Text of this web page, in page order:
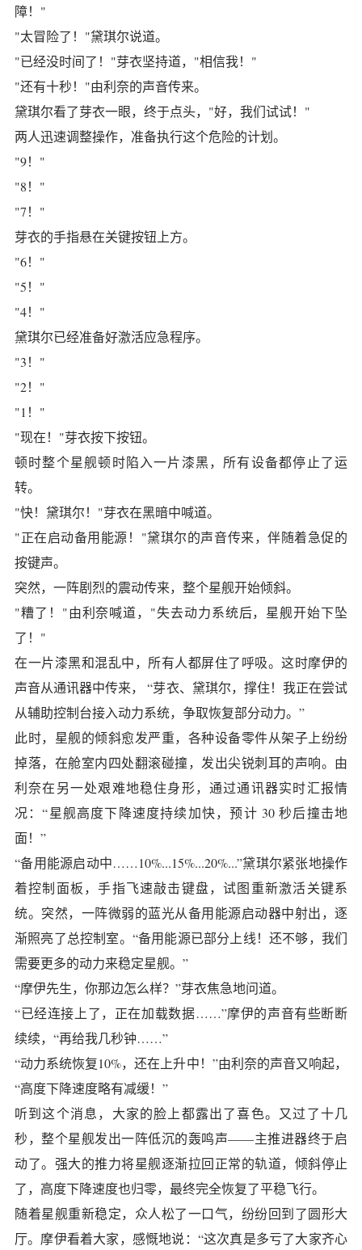
障！"
"太冒险了！"黛琪尔说道。
"已经没时间了！"芽衣坚持道，"相信我！"
"还有十秒！"由利奈的声音传来。
黛琪尔看了芽衣一眼，终于点头，"好，我们试试！"
两人迅速调整操作，准备执行这个危险的计划。
"9！"
"8！"
"7！"
芽衣的手指悬在关键按钮上方。
"6！"
"5！"
"4！"
黛琪尔已经准备好激活应急程序。
"3！"
"2！"
"1！"
"现在！"芽衣按下按钮。
顿时整个星舰顿时陷入一片漆黑，所有设备都停止了运
转。
"快！黛琪尔！"芽衣在黑暗中喊道。
"正在启动备用能源！"黛琪尔的声音传来，伴随着急促的
按键声。
突然，一阵剧烈的震动传来，整个星舰开始倾斜。
"糟了！"由利奈喊道，"失去动力系统后，星舰开始下坠
了！"
在一片漆黑和混乱中，所有人都屏住了呼吸。这时摩伊的
声音从通讯器中传来， “芽衣、黛琪尔，撑住！我正在尝试
从辅助控制台接入动力系统，争取恢复部分动力。”
此时，星舰的倾斜愈发严重，各种设备零件从架子上纷纷
掉落，在舱室内四处翻滚碰撞，发出尖锐刺耳的声响。由
利奈在另一处艰难地稳住身形，通过通讯器实时汇报情
况：“星舰高度下降速度持续加快，预计 30 秒后撞击地
面！”
“备用能源启动中……10%...15%...20%...”黛琪尔紧张地操作
着控制面板，手指飞速敲击键盘，试图重新激活关键系
统。突然，一阵微弱的蓝光从备用能源启动器中射出，逐
渐照亮了总控制室。“备用能源已部分上线！还不够，我们
需要更多的动力来稳定星舰。”
“摩伊先生，你那边怎么样？”芽衣焦急地问道。
“已经连接上了，正在加载数据……”摩伊的声音有些断断
续续，“再给我几秒钟……”
“动力系统恢复10%，还在上升中！”由利奈的声音又响起，
“高度下降速度略有减缓！”
听到这个消息，大家的脸上都露出了喜色。又过了十几
秒，整个星舰发出一阵低沉的轰鸣声——主推进器终于启
动了。强大的推力将星舰逐渐拉回正常的轨道，倾斜停止
了，高度下降速度也归零，最终完全恢复了平稳飞行。
随着星舰重新稳定，众人松了一口气，纷纷回到了圆形大
厅。摩伊看着大家，感慨地说：“这次真是多亏了大家齐心